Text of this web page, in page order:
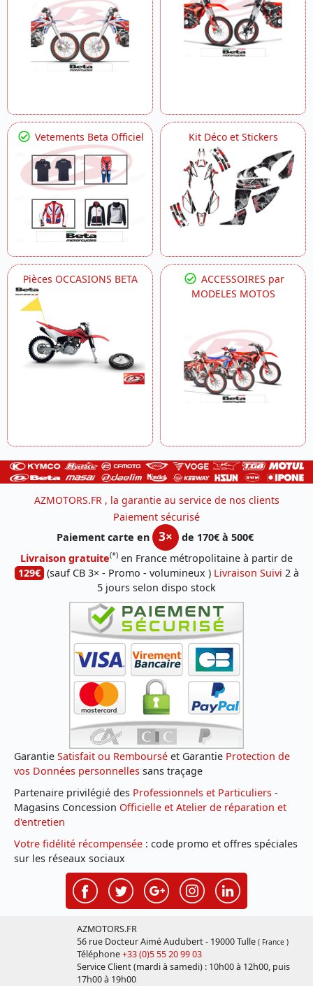
Vetements Beta Officiel Kit Déco et Stickers
Pièces OCCASIONS BETA
ACCESSOIRES par
MODELES MOTOS
AZMOTORS.FR , la garantie au service de nos clients
Paiement sécurisé
Paiement carte en
3×
de 170€ à 500€
Livraison gratuite(*) en France métropolitaine à partir de
129€ (sauf CB 3× - Promo - volumineux ) Livraison Suivi 2 à
5 jours selon dispo stock
Garantie Satisfait ou Remboursé et Garantie Protection de
vos Données personnelles sans traçage
Partenaire privilégié des Professionnels et Particuliers -
Magasins Concession Officielle et Atelier de réparation et
d'entretien
Votre fidélité récompensée : code promo et offres spéciales
sur les réseaux sociaux
AZMOTORS.FR
56 rue Docteur Aimé Audubert - 19000 Tulle ( France )
Téléphone+33 (0)5 55 20 99 03
Service Client (mardi à samedi) : 10h00 à 12h00, puis
17h00 à 19h00